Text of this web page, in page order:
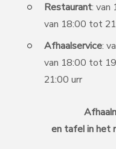
Restaurant: van
van 18:00 tot
Afhaalservice:
van 18:00 tot
21:00 urr
en tafel in het